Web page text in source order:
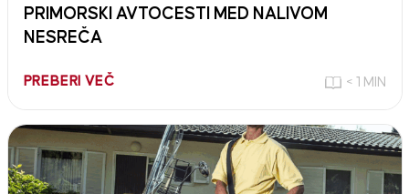
PRIMORSKI AVTOCESTI MED NALIVOM
NESREČA
PREBERI VEČ < 1 MIN